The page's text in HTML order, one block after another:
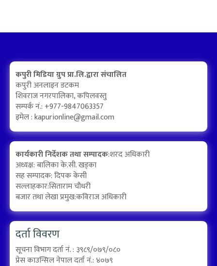
कपुरी मिडिया ग्रुप प्रा.लि.द्वारा संचालित
कपुरी अनलाइन डटकम
शिवराज नगरपालिका, कपिलवस्तु
सम्पर्क नं.: +977-9847063357
इमेल :kapurionline@gmail.com
कार्यकारी निर्देशक तथा सम्पादक:शरद अधिकारी
अध्यक्ष: बालिका के.सी. खड्का
सह सम्पादक: दिपक केसी
सल्लाहकार:सिताराम चौधरी
बजार तथा लेखा प्रमुख:कविराज अधिकारी
दर्ता विवरण
सूचना विभाग दर्ता नं. : ३९८९/०७९/०८०
प्रेस काउन्सिल नेपाल दर्ता नं.: ४०७९